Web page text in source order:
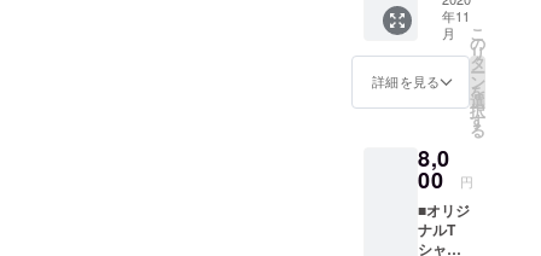
上映前
に巨大
スク
リーン
にお名
こちら
からの
に記入
がない
注意く
ださ
い。 ■
シア
ナルス
テッ
カーご
提供 ※
ロゴ
バック
※色は白
になり
ます。
■オリジ
ナルス
カーご
提供 ※
白黒1枚
づつ ■
お礼の
メッ
年11
月
詳細を見る
こ
の
リ
タ
ー
ン
を
選
択
す
る
8,0
00 円
■オリジ
ナルT
シャツ